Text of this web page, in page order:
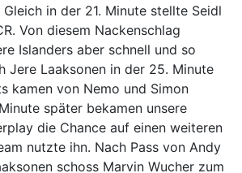
in der 21. Minute stellte Seidl
Von diesem Nackenschlag
Islanders aber schnell und so
Jere Laaksonen in der 25. Minute
kamen von Nemo und Simon
später bekamen unsere
die Chance auf einen weiteren
nutzte ihn. Nach Pass von Andy
schoss Marvin Wucher zum